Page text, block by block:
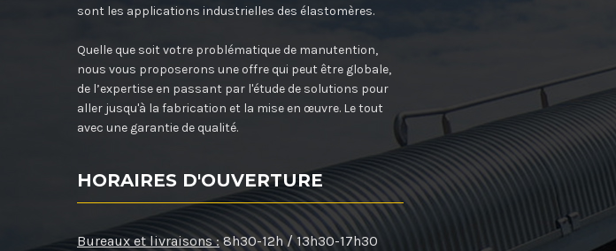
sont les applications industrielles des élastomères.
Quelle que soit votre problématique de manutention,
nous vous proposerons une offre qui peut être globale,
de l’expertise en passant par l'étude de solutions pour
aller jusqu'à la fabrication et la mise en œuvre. Le tout
avec une garantie de qualité.
HORAIRES D'OUVERTURE
Bureaux et livraisons :8h30-12h / 13h30-17h30